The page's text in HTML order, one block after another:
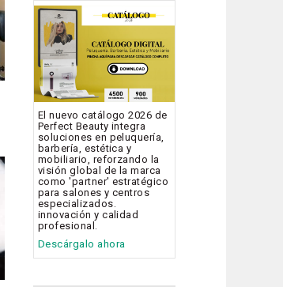
El nuevo catálogo 2026 de
Perfect Beauty integra
soluciones en peluquería,
barbería, estética y
mobiliario, reforzando la
visión global de la marca
como 'partner' estratégico
para salones y centros
especializados.
innovación y calidad
profesional.
Descárgalo ahora